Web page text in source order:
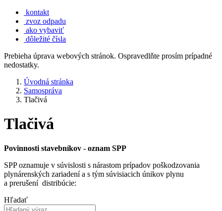
kontakt
zvoz odpadu
ako vybaviť
dôležité čísla
Prebieha úprava webových stránok. Ospravedlňte prosím prípadné
nedostatky.
Úvodná stránka
Samospráva
Tlačivá
Tlačivá
Povinnosti stavebníkov - oznam SPP
SPP oznamuje v súvislosti s nárastom prípadov poškodzovania
plynárenských zariadení a s tým súvisiacich únikov plynu
a prerušení distribúcie:
Hľadať